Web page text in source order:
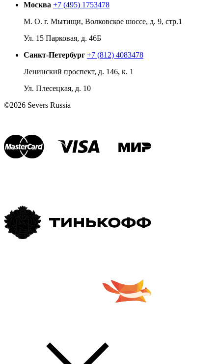
Москва +7 (495) 1753478
М. О. г. Мытищи, Волковское шоссе, д. 9, стр.1
Ул. 15 Парковая, д. 46Б
Санкт-Петербург +7 (812) 4083478
Ленинский проспект, д. 146, к. 1
Ул. Плесецкая, д. 10
©2026 Severs Russia